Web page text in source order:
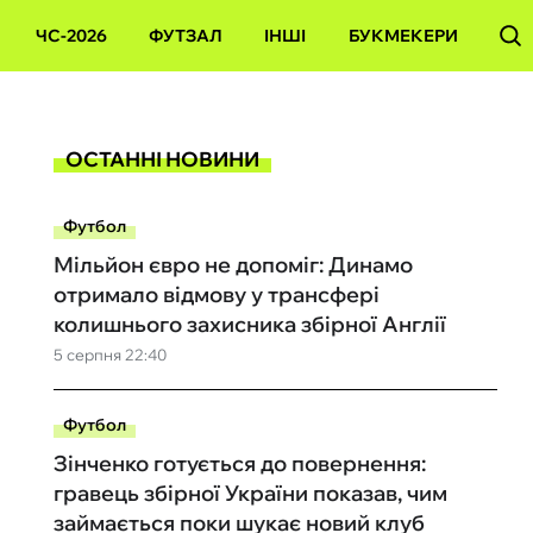
ЧС-2026 ФУТЗАЛ ІНШІ БУКМЕКЕРИ
ОСТАННІ НОВИНИ
Футбол
5 серпня 22:40
Мільйон євро не допоміг: Динамо
отримало відмову у трансфері
колишнього захисника збірної Англії
Футбол
Зінченко готується до повернення:
гравець збірної України показав, чим
займається поки шукає новий клуб